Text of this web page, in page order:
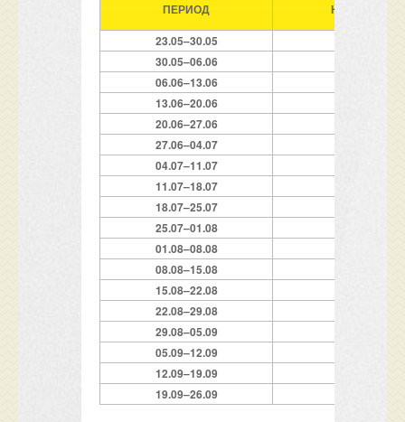
ПЕРИОД
НОЌЕВАЊА
23.05–30.05
30.05–06.06
06.06–13.06
13.06–20.06
20.06–27.06
27.06–04.07
04.07–11.07
11.07–18.07
18.07–25.07
25.07–01.08
01.08–08.08
08.08–15.08
15.08–22.08
22.08–29.08
29.08–05.09
05.09–12.09
12.09–19.09
19.09–26.09